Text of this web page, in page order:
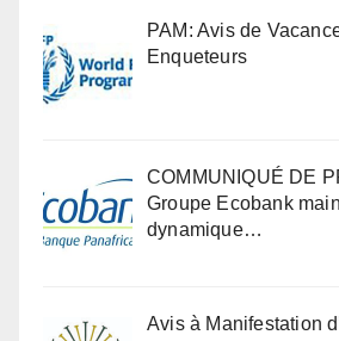
PAM: Avis de
Enqueteurs
COMMUNIQUÉ DE
Groupe Ecobank
dynamique…
Avis à Manifestation